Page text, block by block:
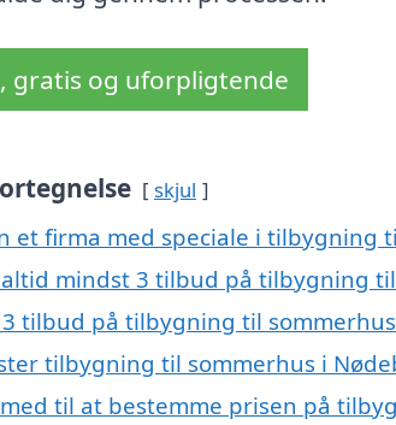
gratis og uforpligtende
skjul
et firma med speciale i tilbygning
mindst 3 tilbud på tilbygning
3 tilbud på tilbygning til
tilbygning til sommerhus i
til at bestemme prisen på